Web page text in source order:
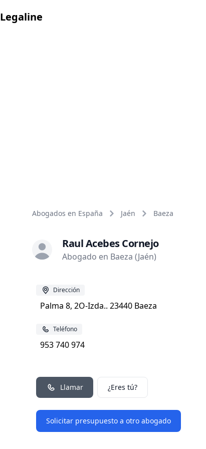
Legaline
Abogados en España Jaén Baeza
Raul Acebes Cornejo
Abogado en Baeza (Jaén)
Dirección
Palma 8, 2O-Izda.. 23440 Baeza
Teléfono
953 740 974
Llamar ¿Eres tú?
Solicitar presupuesto a otro abogado